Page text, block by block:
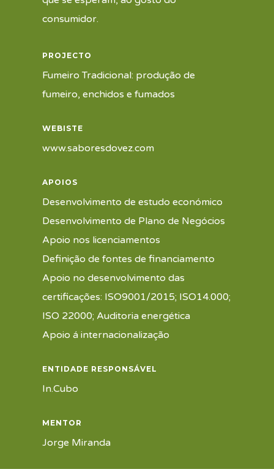
consumidor.
PROJECTO
Fumeiro Tradicional: produção de
fumeiro, enchidos e fumados
WEBISTE
www.saboresdovez.com
APOIOS
Desenvolvimento de estudo económico
Desenvolvimento de Plano de Negócios
Apoio nos licenciamentos
Definição de fontes de financiamento
Apoio no desenvolvimento das
certificações: ISO9001/2015; ISO14.000;
ISO 22000; Auditoria energética
Apoio á internacionalização
ENTIDADE RESPONSÁVEL
In.Cubo
MENTOR
Jorge Miranda